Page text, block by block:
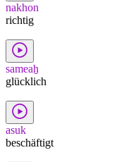
nakhon
richtig
sameaẖ
glücklich
asuk
beschäftigt